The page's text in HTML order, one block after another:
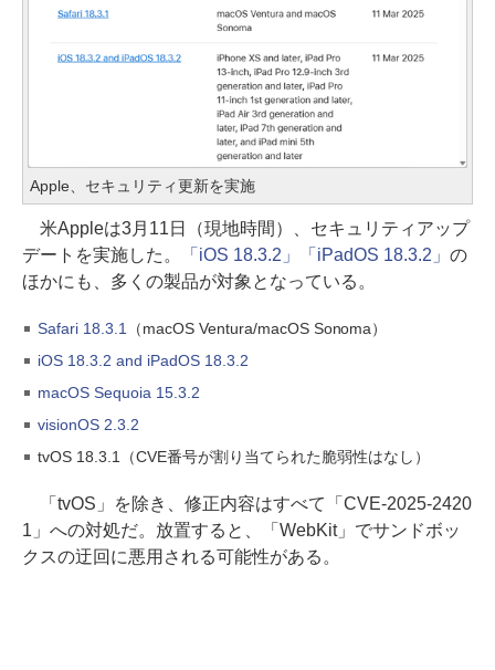
Apple、セキュリティ更新を実施
米Appleは3月11日（現地時間）、セキュリティアップ
デートを実施した。
「iOS 18.3.2」「iPadOS 18.3.2」 の
ほかにも、多くの製品が対象となっている。
Safari 18.3.1
（macOS Ventura/macOS Sonoma）
iOS 18.3.2 and iPadOS 18.3.2
macOS Sequoia 15.3.2
visionOS 2.3.2
tvOS 18.3.1（CVE番号が割り当てられた脆弱性はなし）
「tvOS」を除き、修正内容はすべて「CVE-2025-2420
1」への対処だ。放置すると、「WebKit」でサンドボッ
クスの迂回に悪用される可能性がある。